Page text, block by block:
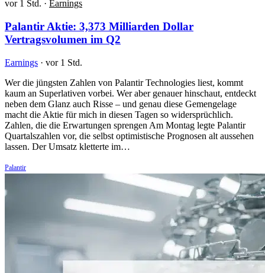
vor 1 Std. · Earnings
Palantir Aktie: 3,373 Milliarden Dollar
Vertragsvolumen im Q2
Earnings · vor 1 Std.
Wer die jüngsten Zahlen von Palantir Technologies liest, kommt
kaum an Superlativen vorbei. Wer aber genauer hinschaut, entdeckt
neben dem Glanz auch Risse – und genau diese Gemengelage
macht die Aktie für mich in diesen Tagen so widersprüchlich.
Zahlen, die die Erwartungen sprengen Am Montag legte Palantir
Quartalszahlen vor, die selbst optimistische Prognosen alt aussehen
lassen. Der Umsatz kletterte im…
Palantir